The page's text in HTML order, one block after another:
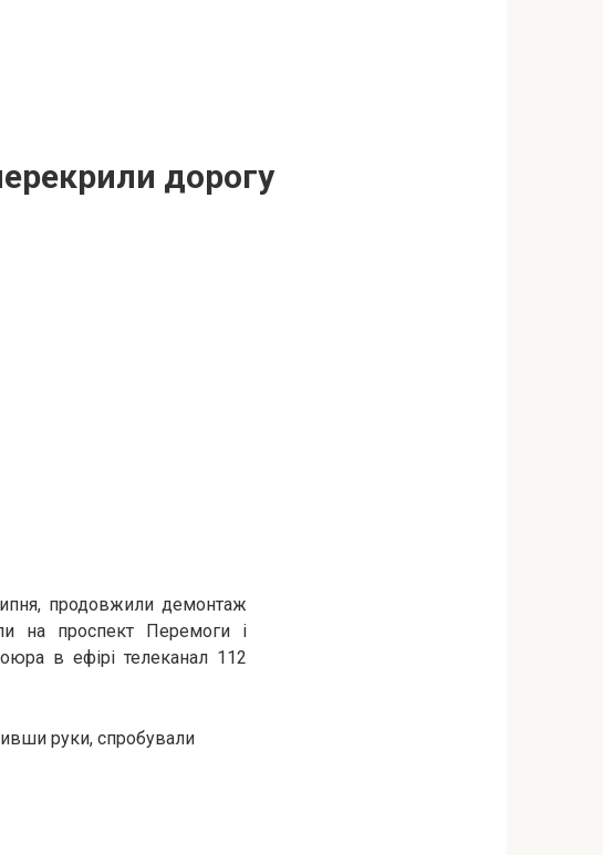
дорогу
продовжили демонтаж
на проспект Перемоги і
в ефірі телеканал 112
руки, спробували